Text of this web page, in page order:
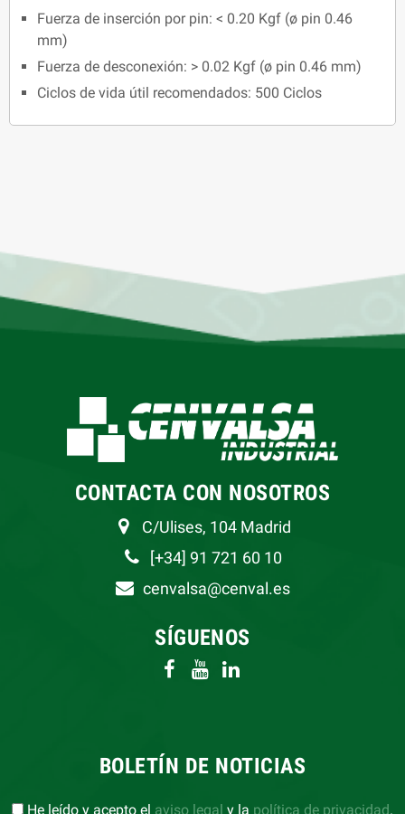
Fuerza de inserción por pin: < 0.20 Kgf (ø pin 0.46
mm)
Fuerza de desconexión: > 0.02 Kgf (ø pin 0.46 mm)
Ciclos de vida útil recomendados: 500 Ciclos
CONTACTA CON NOSOTROS
C/Ulises, 104 Madrid
[+34] 91 721 60 10
cenvalsa@cenval.es
SÍGUENOS
BOLETÍN DE NOTICIAS
He leído y acepto el aviso legal y la política de privacidad.